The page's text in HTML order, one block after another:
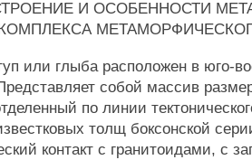
СТРОЕНИЕ И ОСОБЕННОСТИ
или глыба расположен в юго-
собой массив
по линии
толщ боксонской
контакт с гранитоидами, с